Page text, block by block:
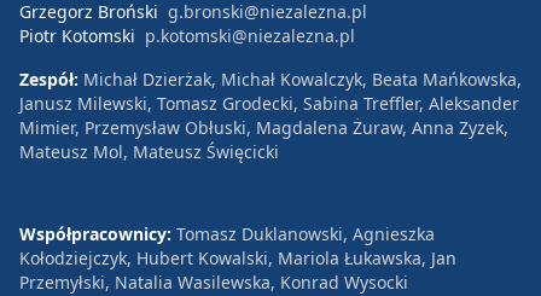
Grzegorz Broński g.bronski@niezalezna.pl
Piotr Kotomski p.kotomski@niezalezna.pl
Zespół: Michał Dzierżak, Michał Kowalczyk, Beata Mańkowska,
Janusz Milewski, Tomasz Grodecki, Sabina Treffler, Aleksander
Mimier, Przemysław Obłuski, Magdalena Żuraw, Anna Zyzek,
Mateusz Mol, Mateusz Święcicki
Współpracownicy: Tomasz Duklanowski, Agnieszka
Kołodziejczyk, Hubert Kowalski, Mariola Łukawska, Jan
Przemyłski, Natalia Wasilewska, Konrad Wysocki